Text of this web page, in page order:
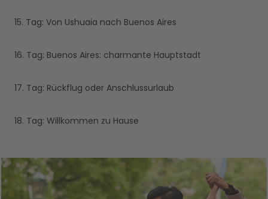
15. Tag: Von Ushuaia nach Buenos Aires
16. Tag: Buenos Aires: charmante Hauptstadt
17. Tag: Rückflug oder Anschlussurlaub
18. Tag: Willkommen zu Hause